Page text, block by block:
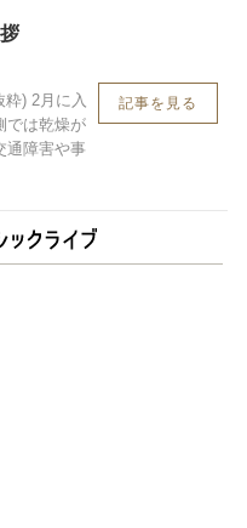
粋) 2月に入
では乾燥が
通障害や事
記事を見る